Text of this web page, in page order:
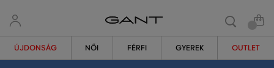
ÚJDONSÁG NŐI FÉRFI GYEREK OUTLET